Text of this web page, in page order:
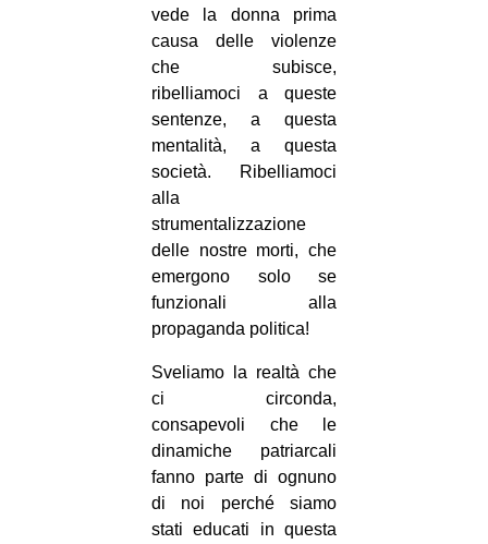
vede la donna prima
causa delle violenze
che subisce,
ribelliamoci a queste
sentenze, a questa
mentalità, a questa
società. Ribelliamoci
alla
strumentalizzazione
delle nostre morti, che
emergono solo se
funzionali alla
propaganda politica!
Sveliamo la realtà che
ci circonda,
consapevoli che le
dinamiche patriarcali
fanno parte di ognuno
di noi perché siamo
stati educati in questa